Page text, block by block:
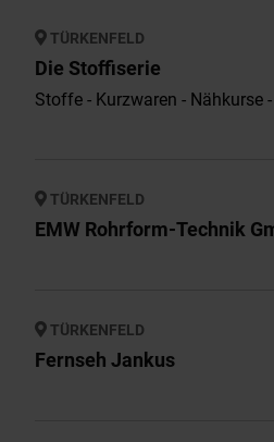
TÜRKENFELD
Die Stoffiserie
Stoffe - Kurzwaren - Nähkurse
TÜRKENFELD
EMW Rohrform-Technik
TÜRKENFELD
Fernseh Jankus